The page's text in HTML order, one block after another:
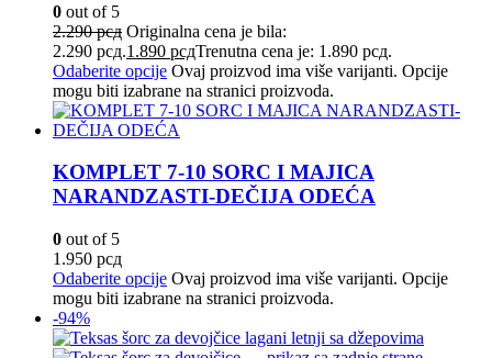
0 out of 5
2.290рсд Originalna cena je bila:
2.290 рсд.1.890 рсдTrenutna cena je: 1.890 рсд.
Odaberite opcije Ovaj proizvod ima više varijanti. Opcije
mogu biti izabrane na stranici proizvoda.
KOMPLET 7-10 SORC I MAJICA
NARANDZASTI-DEČIJA ODEĆA
0 out of 5
1.950 рсд
Odaberite opcije Ovaj proizvod ima više varijanti. Opcije
mogu biti izabrane na stranici proizvoda.
-94%